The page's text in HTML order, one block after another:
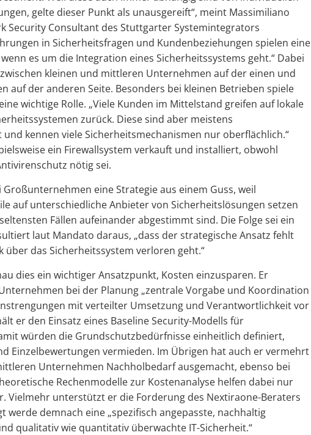
gelte dieser Punkt als unausgereift“, meint Massimiliano
Security Consultant des Stuttgarter Systemintegrators
in Sicherheitsfragen und Kundenbeziehungen spielen eine
es um die Integration eines Sicherheitssystems geht.“ Dabei
kleinen und mittleren Unternehmen auf der einen und
auf der anderen Seite. Besonders bei kleinen Betrieben spiele
wichtige Rolle. „Viele Kunden im Mittelstand greifen auf lokale
zurück. Diese sind aber meistens
kennen viele Sicherheitsmechanismen nur oberflächlich.“
ein Firewallsystem verkauft und installiert, obwohl
nötig sei.
Großunternehmen eine Strategie aus einem Guss, weil
auf unterschiedliche Anbieter von Sicherheitslösungen setzen
Fällen aufeinander abgestimmt sind. Die Folge sei ein
laut Mandato daraus, „dass der strategische Ansatz fehlt
über das Sicherheitssystem verloren geht.“
dies ein wichtiger Ansatzpunkt, Kosten einzusparen. Er
bei der Planung „zentrale Vorgabe und Koordination
mit verteilter Umsetzung und Verantwortlichkeit vor
er den Einsatz eines Baseline Security-Modells für
würden die Grundschutzbedürfnisse einheitlich definiert,
Einzelbewertungen vermieden. Im Übrigen hat auch er vermehrt
Unternehmen Nachholbedarf ausgemacht, ebenso bei
Rechenmodelle zur Kostenanalyse helfen dabei nur
Vielmehr unterstützt er die Forderung des Nextiraone-Beraters
werde demnach eine „spezifisch angepasste, nachhaltig
qualitativ wie quantitativ überwachte IT-Sicherheit.“